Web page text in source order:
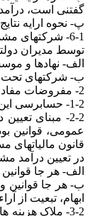
گفتنی است،
پ- نحوه ارایه
توسط مدیران دولتی
الف- نهادها و موسسات عمومی غیر دولتی (1) و سایر نهادهای
ب- شرکتهای تحت
2- مفروضات مفاد بخش اخیر تبصره 1 ماده 110قانون مالیاتهای مستقیم، مصوب سال 1366 با توجه به موارد زیر، توسط این سازمان قابل اجرا است:
1-2- حسابرسی این سازمان با اهداف اظهار نظر نسبت به صورتهای مالی در چارچوب استانداردهای حسابرسی انجام می گیرد و درآمد مشمول مالیات با رعایت مقررات مالیاتی تعیین می شود.
عمومی، قوانین
قانون مالیاتهای
در تعیین درآمد
الف- هر جا
ب- هر جا قوانین
ابهام، تبعیت از